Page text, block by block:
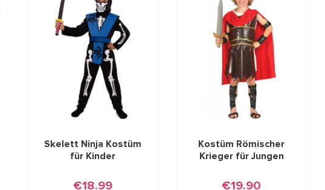
Skelett Ninja Kostüm
für Kinder
€18.99
Kostüm Römischer
Krieger für Jungen
€19.90